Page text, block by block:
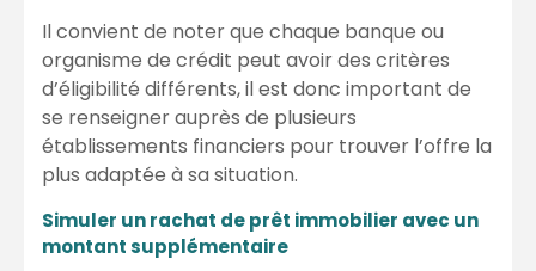
Il convient de noter que chaque banque ou
organisme de crédit peut avoir des critères
d’éligibilité différents, il est donc important de
se renseigner auprès de plusieurs
établissements financiers pour trouver l’offre la
plus adaptée à sa situation.
Simuler un rachat de prêt immobilier avec un
montant supplémentaire